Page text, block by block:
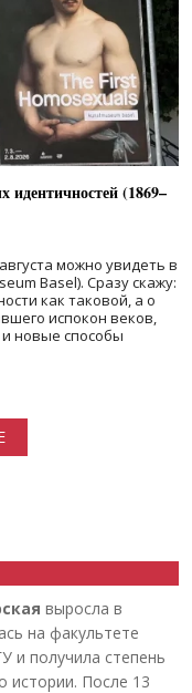
(1869–
можно увидеть в
Basel). Сразу скажу:
как таковой, а о
испокон веков,
новые способы
выросла в
на факультете
и получила степень
истории. После 13